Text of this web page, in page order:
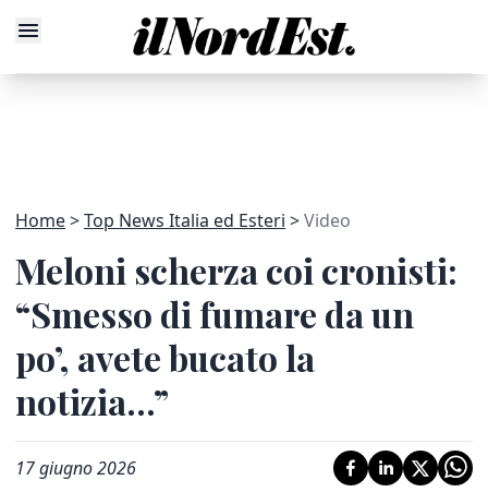
Home Top News Italia ed Esteri Video
Meloni scherza coi cronisti:
“Smesso di fumare da un
po’, avete bucato la
notizia...”
17 giugno 2026